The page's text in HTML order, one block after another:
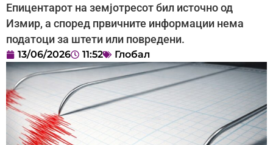
Епицентарот на земјотресот бил источно од
Измир, а според првичните информации нема
податоци за штети или повредени.
13/06/2026 11:52 Глобал